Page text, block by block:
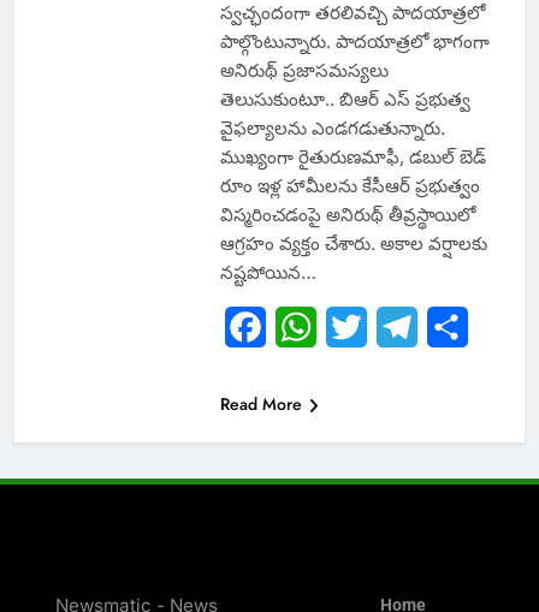
స్వ‌చ్ఛందంగా త‌ర‌లివచ్చి పాద‌యాత్ర‌లో
పాల్గొంటున్నారు. పాద‌యాత్ర‌లో భాగంగా
అనిరుథ్ ప్ర‌జాస‌మ‌స్య‌లు
తెలుసుకుంటూ.. బిఆర్ ఎస్ ప్ర‌భుత్వ
వైఫ‌ల్యాల‌ను ఎండ‌గ‌డుతున్నారు.
ముఖ్యంగా రైతురుణ‌మాఫీ, డ‌బుల్ బెడ్
రూం ఇళ్ల హామీలను కేసీఆర్ ప్ర‌భుత్వం
విస్మ‌రించ‌డంపై అనిరుథ్ తీవ్ర‌స్థాయిలో
ఆగ్ర‌హం వ్య‌క్తం చేశారు. అకాల వ‌ర్షాల‌కు
న‌ష్ట‌పోయిన…
FacebookWhatsApp
Twitter Telegram
Read More
Newsmatic - News Home